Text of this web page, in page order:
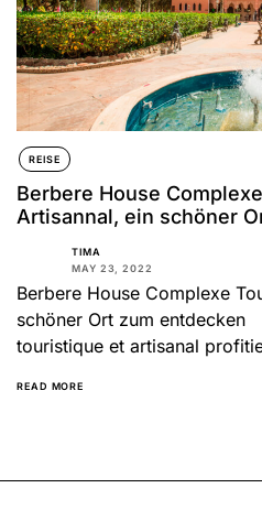
REISE
Berbere House
Artisannal, ein schöner
TIMA
MAY 23, 2022
Berbere House Complexe
schöner Ort zum entdecken
touristique et artisanal
READ MORE